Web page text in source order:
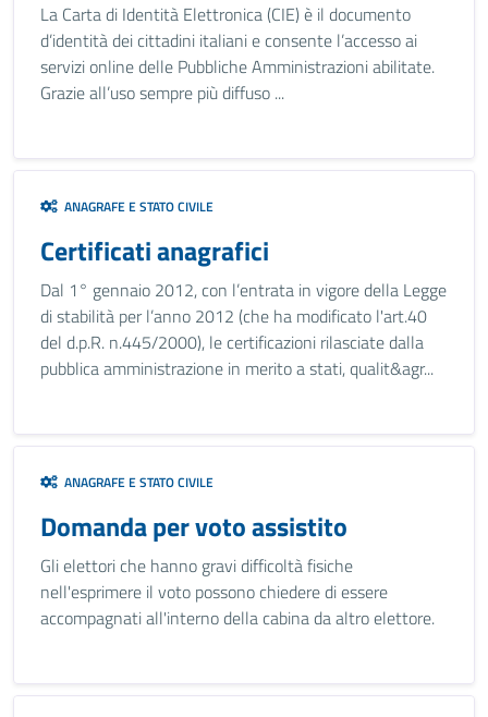
La Carta di Identità Elettronica (CIE) è il documento
d’identità dei cittadini italiani e consente l’accesso ai
servizi online delle Pubbliche Amministrazioni abilitate.
Grazie all’uso sempre più diffuso ...
ANAGRAFE E STATO CIVILE
Certificati anagrafici
Dal 1° gennaio 2012, con l’entrata in vigore della Legge
di stabilità per l’anno 2012 (che ha modificato l'art.40
del d.p.R. n.445/2000), le certificazioni rilasciate dalla
pubblica amministrazione in merito a stati, qualit&agr...
ANAGRAFE E STATO CIVILE
Domanda per voto assistito
Gli elettori che hanno gravi difficoltà fisiche
nell'esprimere il voto possono chiedere di essere
accompagnati all'interno della cabina da altro elettore.